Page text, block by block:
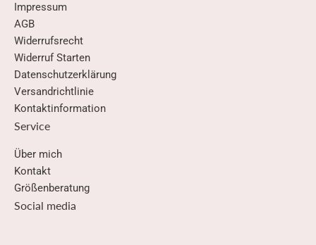
Impressum
AGB
Widerrufsrecht
Widerruf Starten
Datenschutzerklärung
Versandrichtlinie
Kontaktinformation
Service
Über mich
Kontakt
Größenberatung
Social media